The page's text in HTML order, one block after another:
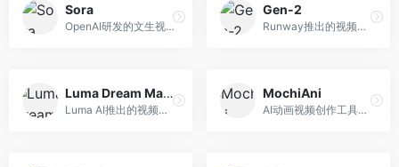
Sora
OpenAI研发的文生视频大模型，可根据文字描述生成长达60秒的高清视频。面向影视创作者、广告从业者和内容生产者，视频连贯性强，物理世界理解准确，代表了AI视频生成的最高水平。
Gen-2
Runway推出的视频生成模型，专注于文生视频和视频风格转换。面向影视制作人和创意工作者，支持文本到视频、图像到视频等多种生成模式，视频质量专业级。
Luma Dream Machine
Luma AI推出的视频生成工具，专注于高质量视频创作。面向影视创作者和内容生产者，支持文生视频、图生视频，视频质量高，物理运动流畅自然。
MochiAni
AI动画视频创作工具，专注于动画内容生成。面向动画创作者和二次元内容生产者，支持动画风格视频生成，动画效果流畅，适合动漫内容创作。